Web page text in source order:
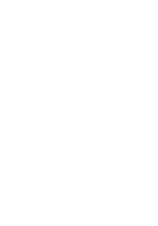
Gripple